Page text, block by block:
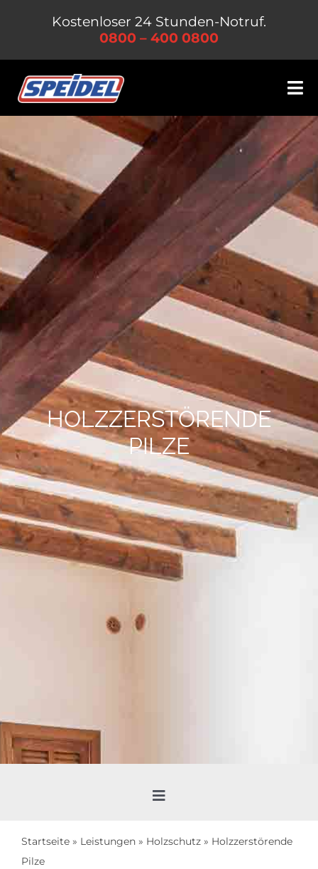
Kostenloser 24 Stunden-Notruf.
0800 – 400 0800
Leistungen
Unternehmen
Jobs & Karriere
Kontakt
HOLZZERSTÖRENDE
PILZE
Toggle
Startseite» Leistungen» Holzschutz» Holzzerstörende
Pilze